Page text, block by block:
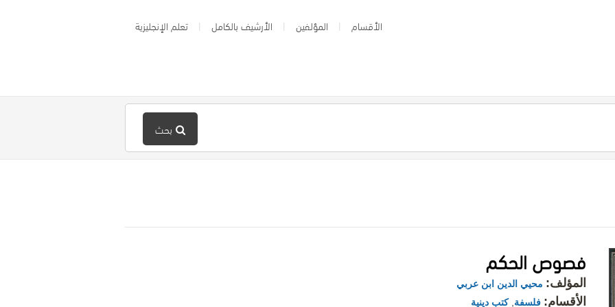
الأقسام المؤلفين الأرشيف بالكامل تعلم الإنجليزية
بحث
فصوص الحكم
المؤلف: محيي الدين ابن عربي
الأقسام: فلسفة ,كتب دينية